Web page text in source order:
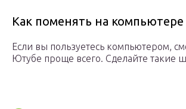
Как поменять на компьютере
Если вы пользуетесь компьютером,
Ютубе проще всего. Сделайте такие